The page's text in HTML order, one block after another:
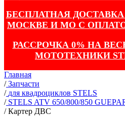
БЕСПЛАТНАЯ
МОСКВЕ И МО С
РАССРОЧКА 0% НА
МОТОТЕХНИКИ
Главная
/ Запчасти
/ для квадроциклов STELS
/ STELS ATV 650/800/850
/Картер ДВС